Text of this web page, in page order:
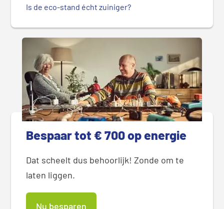
Is de eco-stand écht zuiniger?
Bespaar tot € 700 op energie
Dat scheelt dus behoorlijk! Zonde om te
laten liggen.
Nu besparen